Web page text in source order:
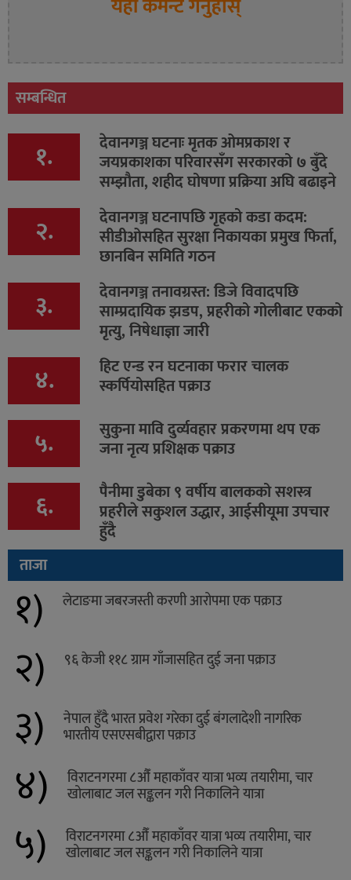
यहाँ कमेन्ट गर्नुहोस्
सम्बन्धित
१. देवानगञ्ज घटनाः मृतक ओमप्रकाश र
जयप्रकाशका परिवारसँग सरकारको ७ बुँदे
सम्झौता, शहीद घोषणा प्रक्रिया अघि बढाइने
२. देवानगञ्ज घटनापछि गृहको कडा कदम:
सीडीओसहित सुरक्षा निकायका प्रमुख फिर्ता,
छानबिन समिति गठन
३. देवानगञ्ज तनावग्रस्त: डिजे विवादपछि
साम्प्रदायिक झडप, प्रहरीको गोलीबाट एकको
मृत्यु, निषेधाज्ञा जारी
४. हिट एन्ड रन घटनाका फरार चालक
स्कर्पियोसहित पक्राउ
५. सुकुना मावि दुर्व्यवहार प्रकरणमा थप एक
जना नृत्य प्रशिक्षक पक्राउ
६. पैनीमा डुबेका ९ वर्षीय बालकको सशस्त्र
प्रहरीले सकुशल उद्धार, आईसीयूमा उपचार
हुँदै
ताजा
१) लेटाङमा जबरजस्ती करणी आरोपमा एक पक्राउ
२) ९६ केजी ११८ ग्राम गाँजासहित दुई जना पक्राउ
३) नेपाल हुँदै भारत प्रवेश गरेका दुई बंगलादेशी नागरिक
भारतीय एसएसबीद्वारा पक्राउ
४) विराटनगरमा ८औँ महाकाँवर यात्रा भव्य तयारीमा, चार
खोलाबाट जल सङ्कलन गरी निकालिने यात्रा
५) विराटनगरमा ८औँ महाकाँवर यात्रा भव्य तयारीमा, चार
खोलाबाट जल सङ्कलन गरी निकालिने यात्रा